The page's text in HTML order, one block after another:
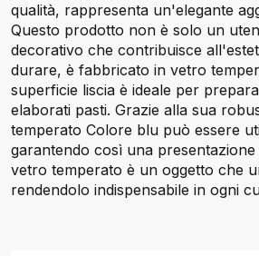
qualità, rappresenta un'elegante
Questo prodotto non è solo un
decorativo che contribuisce
durare, è fabbricato in vetro
superficie liscia è ideale per
elaborati pasti. Grazie alla sua
temperato Colore blu può essere
garantendo così una
vetro temperato è un oggetto che
rendendolo indispensabile in ogni